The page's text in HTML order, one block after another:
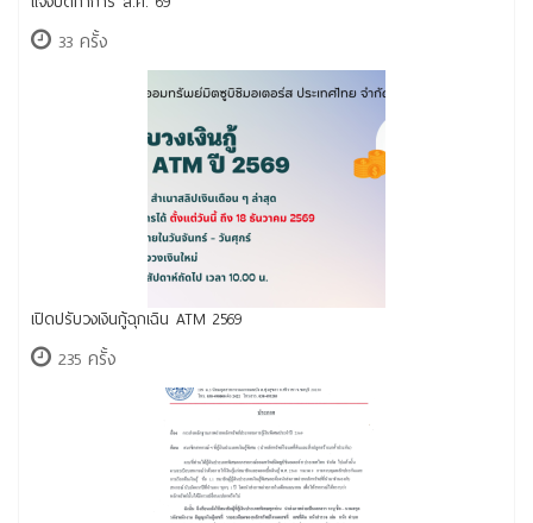
33 ครั้ง
เปิดปรับวงเงินกู้ฉุกเฉิน ATM 2569
235 ครั้ง